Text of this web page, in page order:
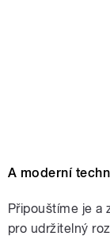
A moderní
Připouštíme je a
pro udržitelný